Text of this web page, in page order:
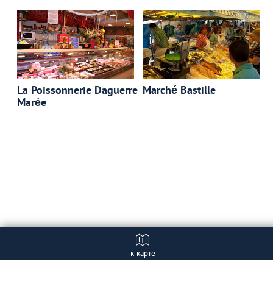
La Poissonnerie Daguerre
Marée
Marché Bastille
к карте